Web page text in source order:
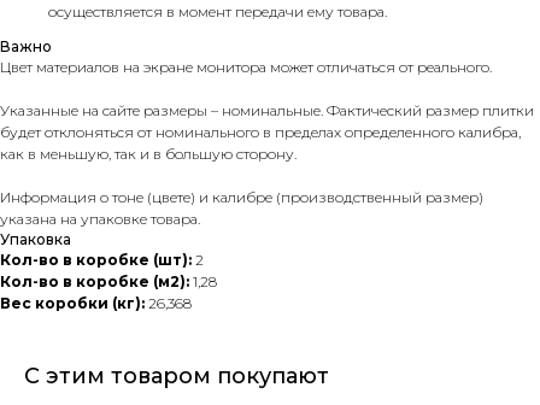
осуществляется в момент передачи ему товара.
Важно
Цвет материалов на экране монитора может отличаться от реального.
Указанные на сайте размеры – номинальные. Фактический размер плитки
будет отклоняться от номинального в пределах определенного калибра,
как в меньшую, так и в большую сторону.
Информация о тоне (цвете) и калибре (производственный размер)
указана на упаковке товара.
Упаковка
Кол-во в коробке (шт): 2
Кол-во в коробке (м2): 1,28
Вес коробки (кг): 26,368
С этим товаром покупают